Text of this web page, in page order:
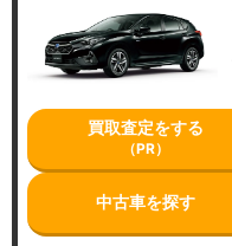
買取査定をする
（PR）
中古車を探す